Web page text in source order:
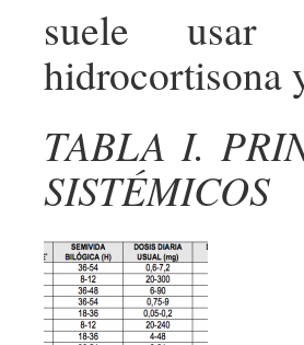
suele usar
hidrocortisona
TABLA I.
SISTÉMICOS